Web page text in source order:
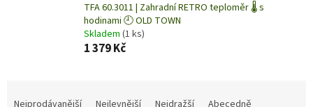
TFA 60.3011 | Zahradní RETRO teploměr 🌡️ s
hodinami 🕘 OLD TOWN
Skladem (1 ks)
1 379 Kč